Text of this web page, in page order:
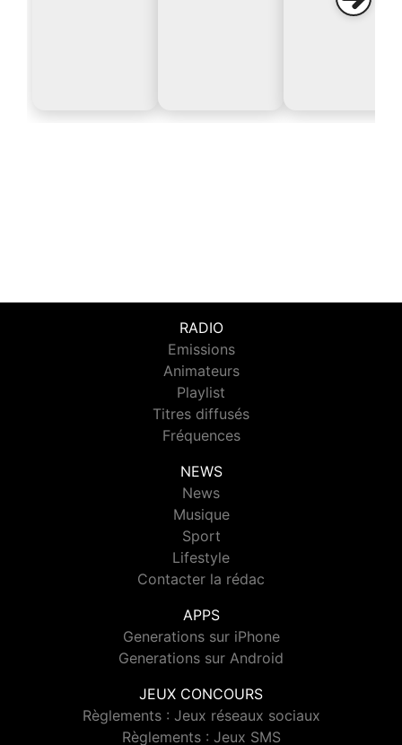
RADIO
Emissions
Animateurs
Playlist
Titres diffusés
Fréquences
NEWS
News
Musique
Sport
Lifestyle
Contacter la rédac
APPS
Generations sur iPhone
Generations sur Android
JEUX CONCOURS
Règlements : Jeux réseaux sociaux
Règlements : Jeux SMS